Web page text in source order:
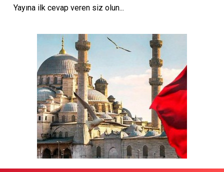
Yayına ilk cevap veren siz olun...